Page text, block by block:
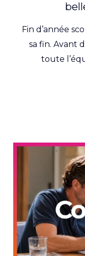
Fin d’année
sa fin. Avant
toute